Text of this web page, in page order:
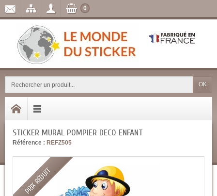
OK
0
STICKER MURAL POMPIER DECO ENFANT
Référence : REFZ505
PRIX RÉDUIT